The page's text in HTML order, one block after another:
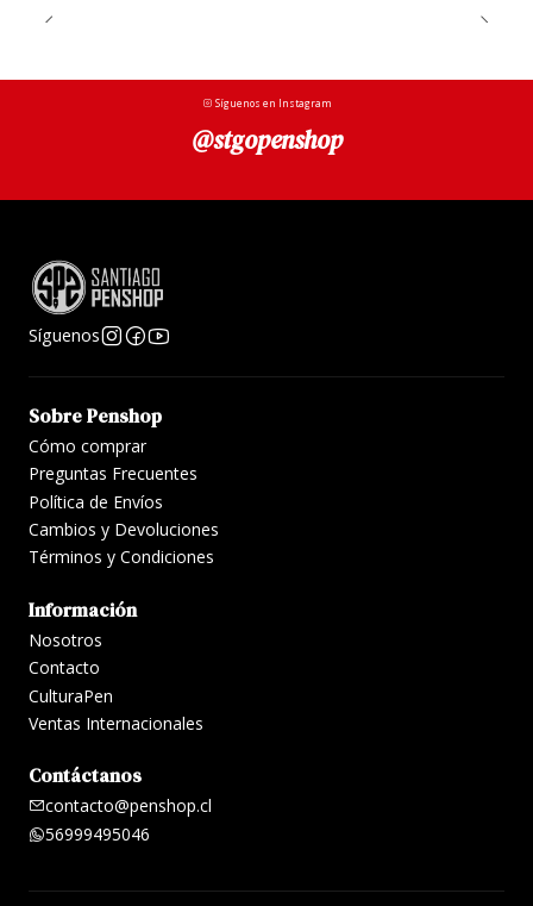
Síguenos en Instagram
@stgopenshop
Síguenos
Sobre Penshop
Cómo comprar
Preguntas Frecuentes
Política de Envíos
Cambios y Devoluciones
Términos y Condiciones
Información
Nosotros
Contacto
CulturaPen
Ventas Internacionales
Contáctanos
contacto@penshop.cl
56999495046